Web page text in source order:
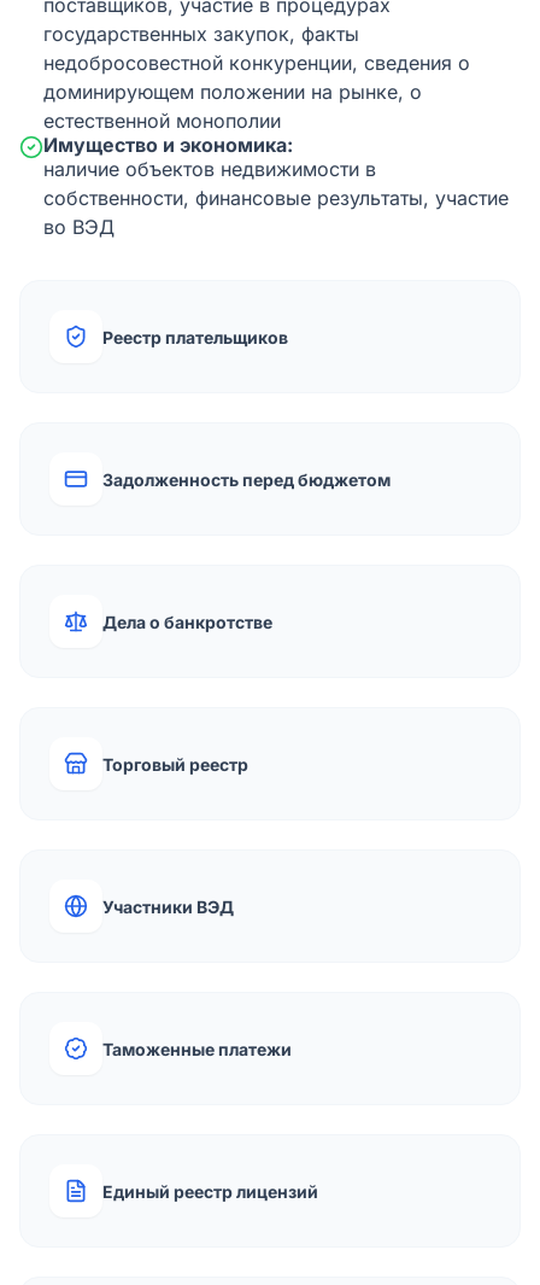
поставщиков, участие в процедурах
государственных закупок, факты
недобросовестной конкуренции, сведения о
доминирующем положении на рынке, о
естественной монополии
Имущество и экономика:
наличие объектов недвижимости в
собственности, финансовые результаты, участие
во ВЭД
Реестр плательщиков
Задолженность перед бюджетом
Дела о банкротстве
Торговый реестр
Участники ВЭД
Таможенные платежи
Единый реестр лицензий